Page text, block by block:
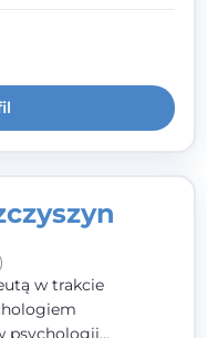
i seksuologii
Wrocławiu. W pracy
zawodową i
klienta.
w trakcie
psychologii